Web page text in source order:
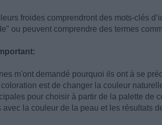
froides comprendront des mots-clés
ou peuvent comprendre des termes
m'ont demandé pourquoi ils ont à se
est de changer la couleur
pour choisir à partir de la palette de
avec la couleur de la peau et les résultats